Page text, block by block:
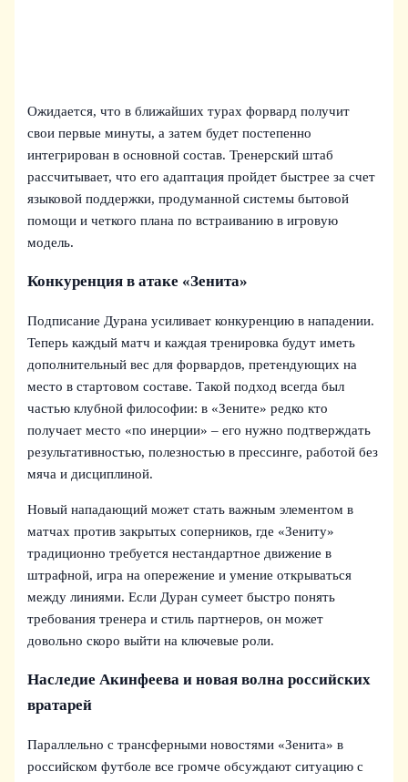
Ожидается, что в ближайших турах форвард получит
свои первые минуты, а затем будет постепенно
интегрирован в основной состав. Тренерский штаб
рассчитывает, что его адаптация пройдет быстрее за счет
языковой поддержки, продуманной системы бытовой
помощи и четкого плана по встраиванию в игровую
модель.
Конкуренция в атаке «Зенита»
Подписание Дуранa усиливает конкуренцию в нападении.
Теперь каждый матч и каждая тренировка будут иметь
дополнительный вес для форвардов, претендующих на
место в стартовом составе. Такой подход всегда был
частью клубной философии: в «Зените» редко кто
получает место «по инерции» – его нужно подтверждать
результативностью, полезностью в прессинге, работой без
мяча и дисциплиной.
Новый нападающий может стать важным элементом в
матчах против закрытых соперников, где «Зениту»
традиционно требуется нестандартное движение в
штрафной, игра на опережение и умение открываться
между линиями. Если Дуран сумеет быстро понять
требования тренера и стиль партнеров, он может
довольно скоро выйти на ключевые роли.
Наследие Акинфеева и новая волна российских
вратарей
Параллельно с трансферными новостями «Зенита» в
российском футболе все громче обсуждают ситуацию с